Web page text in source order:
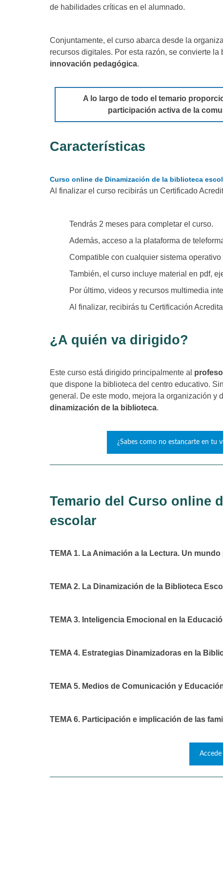
de habilidades críticas en el alumnado.
Conjuntamente, el curso abarca desde la
recursos digitales. Por esta razón, se convierte la
innovación pedagógica.
A lo largo de todo el temario
participación activa de la
Características
Curso online de Dinamización de la biblioteca
Al finalizar el curso recibirás un Certificado
Tendrás 2 meses para completar el curso.
Además, acceso a la plataforma de
Compatible con cualquier sistema
También, el curso incluye material en pdf,
Por último, videos y recursos multimedia
Al finalizar, recibirás tu Certificación
¿A quién va dirigido?
Este curso está dirigido principalmente al
que dispone la biblioteca del centro educativo.
general. De este modo, mejora la organización y
dinamización de la biblioteca.
¿Sabes como no estancarte en tu
Temario del Curso online
escolar
TEMA 1. La Animación a la Lectura. Un
TEMA 2. La Dinamización de la Biblioteca
TEMA 3. Inteligencia Emocional en la
TEMA 4. Estrategias Dinamizadoras en la
TEMA 5. Medios de Comunicación y
TEMA 6. Participación e implicación de las